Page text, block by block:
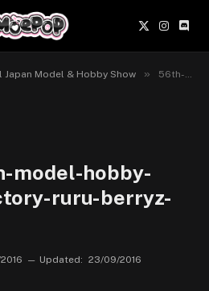
X
(Twitter)
Japan Model & Hobby Show » 56th-all-japan-model-hobby-show-max-factory-ruru-berryz-moepop-1
model-hobby-
ruru-berryz-
Updated: 23/09/2016